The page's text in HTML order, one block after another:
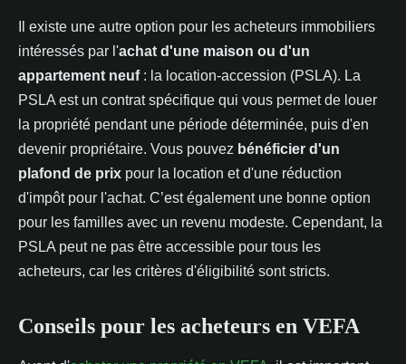
Il existe une autre option pour les acheteurs immobiliers
intéressés par l'achat d'une maison ou d'un
appartement neuf: la location-accession (PSLA). La
PSLA est un contrat spécifique qui vous permet de louer
la propriété pendant une période déterminée, puis d'en
devenir propriétaire. Vous pouvez bénéficier d'un
plafond de prix pour la location et d'une réduction
d'impôt pour l'achat. C’est également une bonne option
pour les familles avec un revenu modeste. Cependant, la
PSLA peut ne pas être accessible pour tous les
acheteurs, car les critères d'éligibilité sont stricts.
Conseils pour les acheteurs en VEFA